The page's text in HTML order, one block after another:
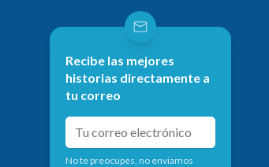
Recibe las mejores
historias directamente a
tu correo
No te preocupes, no enviamos